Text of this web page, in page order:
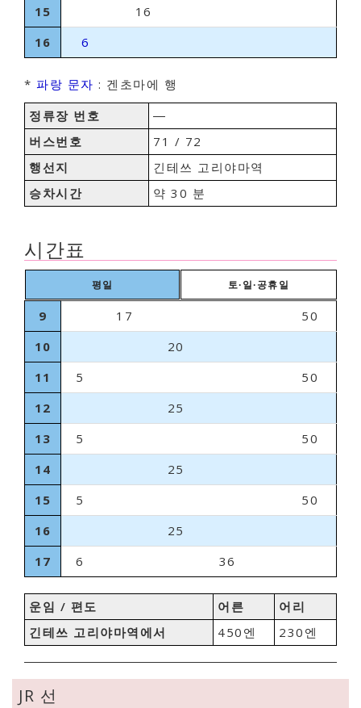
15
16
16
6
* 파랑 문자 : 겐초마에 행
정류장 번호
―
버스번호
71 / 72
행선지
긴테쓰 고리야마역
승차시간
약 30 분
시간표
평일 토∙일∙공휴일
9 17
50
10
20
11
5
50
12
25
13
5
50
14
25
15
5
50
16
25
17
6 36
운임 / 편도 어른
어리
긴테쓰 고리야마역에서
450엔 230엔
JR 선